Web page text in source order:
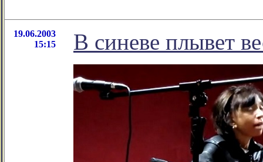
19.06.2003
15:15
В синеве плывет